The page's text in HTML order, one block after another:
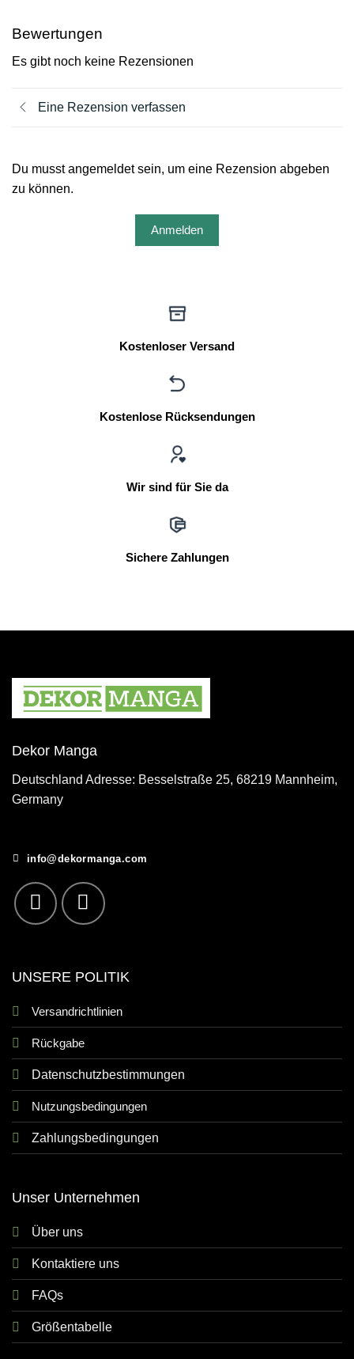
Bewertungen
Es gibt noch keine Rezensionen
Eine Rezension verfassen
Du musst angemeldet sein, um eine Rezension abgeben
zu können.
Anmelden
Kostenloser Versand
Kostenlose Rücksendungen
Wir sind für Sie da
Sichere Zahlungen
Dekor Manga
Deutschland Adresse: Besselstraße 25, 68219 Mannheim,
Germany
info@dekormanga.com
UNSERE POLITIK
Versandrichtlinien
Rückgabe
Datenschutzbestimmungen
Nutzungsbedingungen
Zahlungsbedingungen
Unser Unternehmen
Über uns
Kontaktiere uns
FAQs
Größentabelle